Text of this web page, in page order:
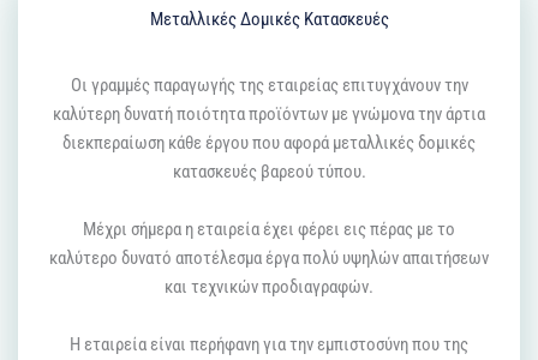
Μεταλλικές Δομικές Κατασκευές
Οι γραμμές παραγωγής της εταιρείας επιτυγχάνουν την
καλύτερη δυνατή ποιότητα προϊόντων με γνώμονα την άρτια
διεκπεραίωση κάθε έργου που αφορά μεταλλικές δομικές
κατασκευές βαρεού τύπου.
Μέχρι σήμερα η εταιρεία έχει φέρει εις πέρας με το
καλύτερο δυνατό αποτέλεσμα έργα πολύ υψηλών απαιτήσεων
και τεχνικών προδιαγραφών.
Η εταιρεία είναι περήφανη για την εμπιστοσύνη που της